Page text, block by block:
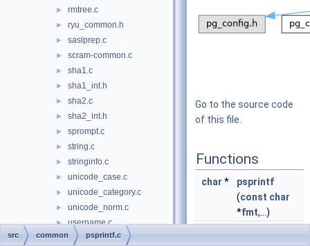
► rmtree.c
► ryu_common.h
► saslprep.c
► scram-common.c
► sha1.c
► sha1_int.h
► sha2.c
► sha2_int.h
► sprompt.c
► string.c
► stringinfo.c
► unicode_case.c
► unicode_category.c
► unicode_norm.c
► username.c
► wait_error.c
Go to the source code
of this file.
Functions
char *
psprintf
(const char
*fmt,...)
src common psprintf.c